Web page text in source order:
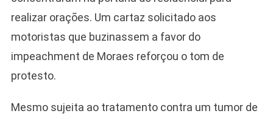
realizar orações. Um cartaz solicitado aos
motoristas que buzinassem a favor do
impeachment de Moraes reforçou o tom de
protesto.
Mesmo sujeita ao tratamento contra um tumor de